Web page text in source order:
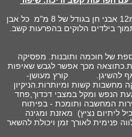
ממלא מקום - רטלין. הצמיד מורכב מ12 אבני חן בגודל של 8 מ"מ כל אבן
של חוכמה ותובנות. מפסיקה
מכך אפשר לגבש שאיפות
ואף להשיגן. קורץ מעושן-
מחשבות קשות ומיותרות.הניקיון
הנפש ומקל במצבי דכדוך,פחד
המחשבה ותומכת - בפיתוח
נציץ) מאזנת ומגינה
פנימית לאורך זמן ויכולת להשאר